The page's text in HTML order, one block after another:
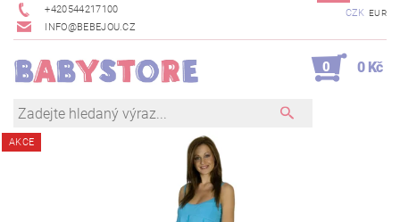
+420544217100
INFO@BEBEJOU.CZ
CZK EUR
0 0 Kč
AKCE